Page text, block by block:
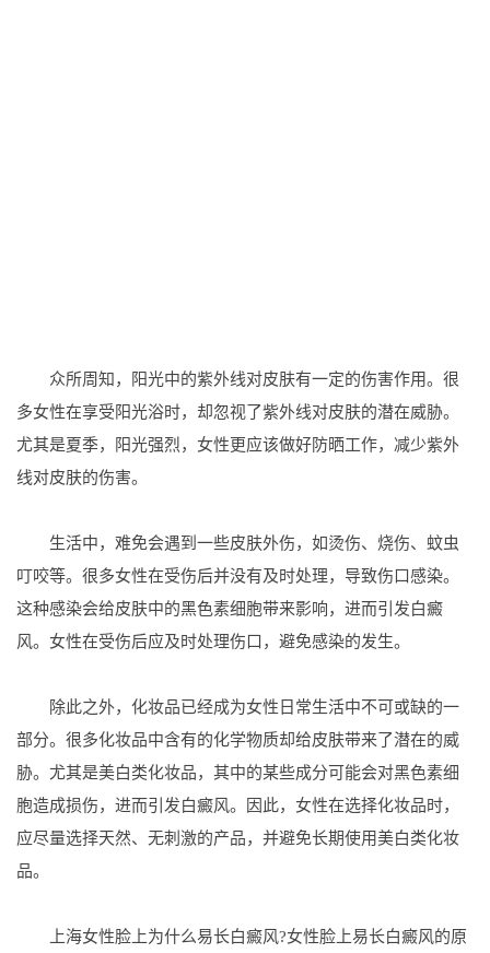
众所周知，阳光中的紫外线对皮肤有一定的伤害作用。很
多女性在享受阳光浴时，却忽视了紫外线对皮肤的潜在威胁。
尤其是夏季，阳光强烈，女性更应该做好防晒工作，减少紫外
线对皮肤的伤害。
生活中，难免会遇到一些皮肤外伤，如烫伤、烧伤、蚊虫
叮咬等。很多女性在受伤后并没有及时处理，导致伤口感染。
这种感染会给皮肤中的黑色素细胞带来影响，进而引发白癜
风。女性在受伤后应及时处理伤口，避免感染的发生。
除此之外，化妆品已经成为女性日常生活中不可或缺的一
部分。很多化妆品中含有的化学物质却给皮肤带来了潜在的威
胁。尤其是美白类化妆品，其中的某些成分可能会对黑色素细
胞造成损伤，进而引发白癜风。因此，女性在选择化妆品时，
应尽量选择天然、无刺激的产品，并避免长期使用美白类化妆
品。
上海女性脸上为什么易长白癜风?女性脸上易长白癜风的原